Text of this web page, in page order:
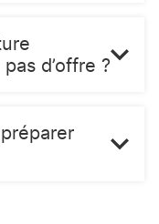
d’offre ?